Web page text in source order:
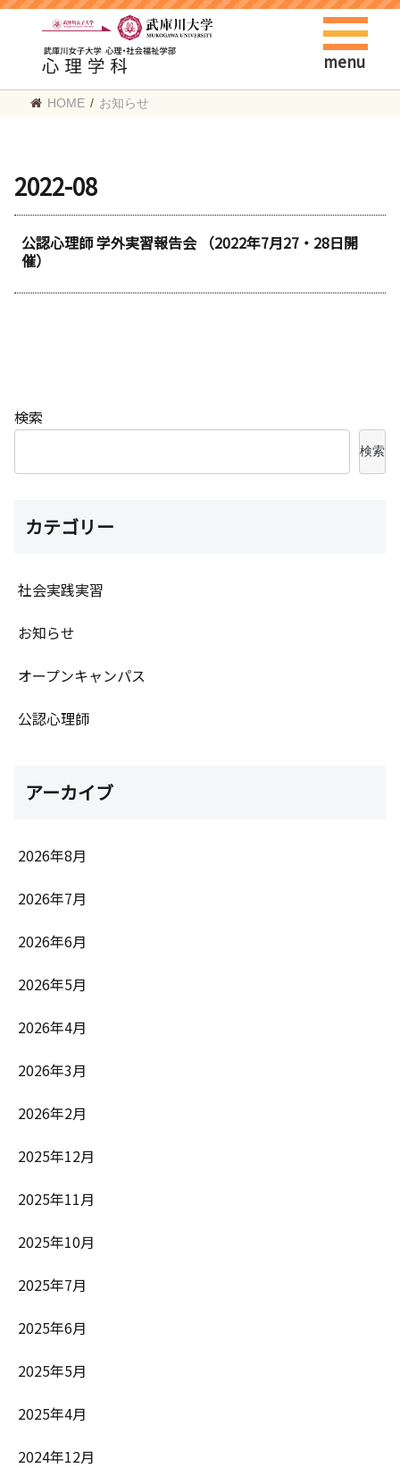
menu
HOME / お知らせ
2022-08
公認心理師 学外実習報告会 （2022年7月27・28日開
催）
検索
検索
カテゴリー
社会実践実習
お知らせ
オープンキャンパス
公認心理師
アーカイブ
2026年8月
2026年7月
2026年6月
2026年5月
2026年4月
2026年3月
2026年2月
2025年12月
2025年11月
2025年10月
2025年7月
2025年6月
2025年5月
2025年4月
2024年12月